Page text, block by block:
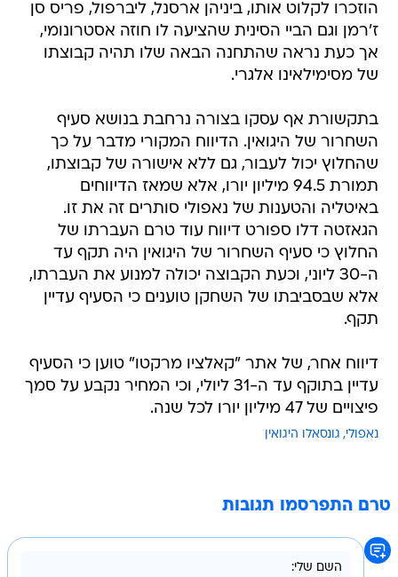
הוזכרו לקלוט אותו, ביניהן ארסנל, ליברפול, פריס סן
ז'רמן וגם הביי הסינית שהציעה לו חוזה אסטרונומי,
אך כעת נראה שהתחנה הבאה שלו תהיה קבוצתו
של מסימילאינו אלגרי.
בתקשורת אף עסקו בצורה נרחבת בנושא סעיף
השחרור של היגואין. הדיווח המקורי מדבר על כך
שהחלוץ יכול לעבור, גם ללא אישורה של קבוצתו,
תמורת 94.5 מיליון יורו, אלא שמאז הדיווחים
באיטליה והטענות של נאפולי סותרים זה את זו.
הגאזטה דלו ספורט דיווח עוד טרם העברתו של
החלוץ כי סעיף השחרור של היגואין היה תקף עד
ה-30 ליוני, וכעת הקבוצה יכולה למנוע את העברתו,
אלא שבסביבתו של השחקן טוענים כי הסעיף עדיין
תקף.
דיווח אחר, של אתר "קאלציו מרקטו" טוען כי הסעיף
עדיין בתוקף עד ה-31 ליולי, וכי המחיר נקבע על סמך
פיצויים של 47 מיליון יורו לכל שנה.
נאפולי גונסאלו היגואין
טרם התפרסמו תגובות